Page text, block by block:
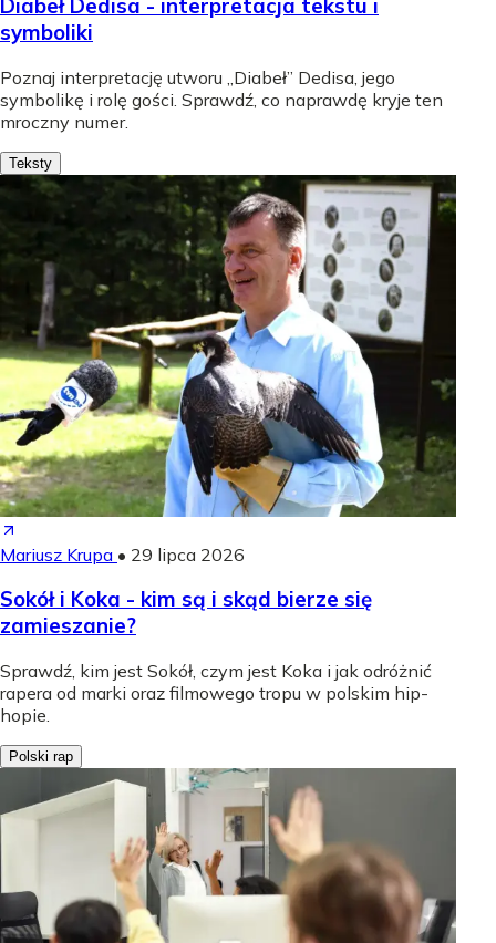
Diabeł Dedisa - interpretacja tekstu i
symboliki
Poznaj interpretację utworu „Diabeł” Dedisa, jego
symbolikę i rolę gości. Sprawdź, co naprawdę kryje ten
mroczny numer.
Teksty
Mariusz Krupa • 29 lipca 2026
Sokół i Koka - kim są i skąd bierze się
zamieszanie?
Sprawdź, kim jest Sokół, czym jest Koka i jak odróżnić
rapera od marki oraz filmowego tropu w polskim hip-
hopie.
Polski rap